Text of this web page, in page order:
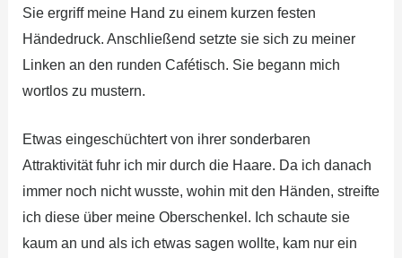
Sie ergriff meine Hand zu einem kurzen festen
Händedruck. Anschließend setzte sie sich zu meiner
Linken an den runden Cafétisch. Sie begann mich
wortlos zu mustern.
Etwas eingeschüchtert von ihrer sonderbaren
Attraktivität fuhr ich mir durch die Haare. Da ich danach
immer noch nicht wusste, wohin mit den Händen, streifte
ich diese über meine Oberschenkel. Ich schaute sie
kaum an und als ich etwas sagen wollte, kam nur ein